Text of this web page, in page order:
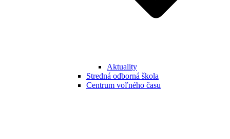
Aktuality
Stredná odborná škola
Centrum voľného času